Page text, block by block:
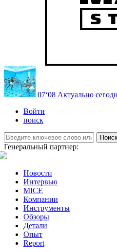
07‘08 Актуально
Войти
поиск
Поиск
Генеральный партнер:
Новости
Интервью
MICE
Компании
Инструменты
Обзоры
Детали
Опыт
Report